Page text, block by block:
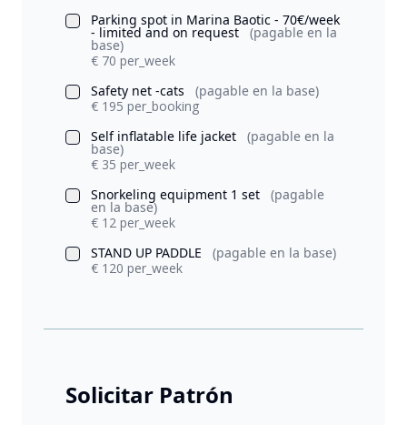
Parking spot in Marina Baotic - 70€/week
- limited and on request (pagable en la
base)
€ 70 per_week
Safety net -cats
(pagable en la base)
€ 195 per_booking
Self inflatable life jacket
(pagable en la
base)
€ 35 per_week
Snorkeling equipment 1 set
(pagable
en la base)
€ 12 per_week
STAND UP PADDLE
(pagable en la base)
€ 120 per_week
Solicitar Patrón